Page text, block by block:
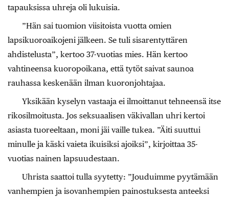
tapauksissa uhreja oli lukuisia.
”Hän sai tuomion viisitoista vuotta omien
lapsikuoroaikojeni jälkeen. Se tuli sisarentyttären
ahdistelusta”, kertoo 37-vuotias mies. Hän kertoo
vahtineensa kuoropoikana, että tytöt saivat saunoa
rauhassa keskenään ilman kuoronjohtajaa.
Yksikään kyselyn vastaaja ei ilmoittanut tehneensä itse
rikosilmoitusta. Jos seksuaalisen väkivallan uhri kertoi
asiasta tuoreeltaan, moni jäi vaille tukea. ”Äiti suuttui
minulle ja käski vaieta ikuisiksi ajoiksi”, kirjoittaa 35-
vuotias nainen lapsuudestaan.
Uhrista saattoi tulla syytetty: ”Jouduimme pyytämään
vanhempien ja isovanhempien painostuksesta anteeksi